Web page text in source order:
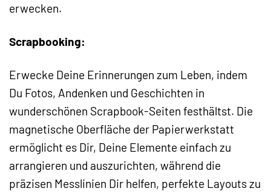
erwecken.
Scrapbooking:
Erwecke Deine Erinnerungen zum Leben, indem
Du Fotos, Andenken und Geschichten in
wunderschönen Scrapbook-Seiten festhältst. Die
magnetische Oberfläche der Papierwerkstatt
ermöglicht es Dir, Deine Elemente einfach zu
arrangieren und auszurichten, während die
präzisen Messlinien Dir helfen, perfekte Layouts zu